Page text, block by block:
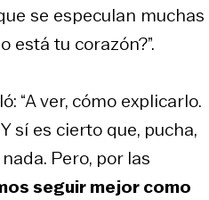
se especulan muchas
está tu corazón?”.
“A ver, cómo explicarlo.
sí es cierto que, pucha,
Pero, por las
seguir mejor como